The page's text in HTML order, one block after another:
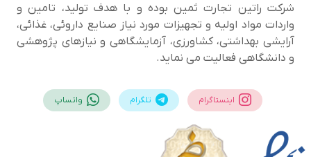
شرکت راتین تجارت ثمین بوده و با هدف تولید، تامین و
واردات مواد اولیه و تجهیزات مورد نیاز صنایع داروئی، غذائی،
آرایشی بهداشتی، کشاورزی، آزمایشگاهی و نیازهای پژوهشی
و دانشگاهی فعالیت می نماید.
اینستاگرام تلگرام واتساپ